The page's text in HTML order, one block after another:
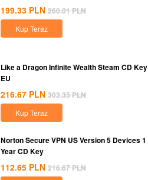
199.33 PLN 260.01PLN
Kup Teraz
Like a Dragon Infinite Wealth Steam CD Key
EU
216.67 PLN 303.35PLN
Kup Teraz
Norton Secure VPN US Version 5 Devices 1
Year CD Key
112.65 PLN 216.67PLN